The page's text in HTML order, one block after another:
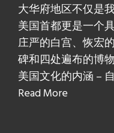
大华府地区不仅是
美国首都更是一个
庄严的白宫、恢宏
碑和四处遍布的博
美国文化的内涵 –
Read More